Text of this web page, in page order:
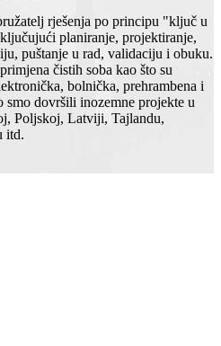
rješenja po principu "ključ u
planiranje, projektiranje,
puštanje u rad, validaciju i obuku.
čistih soba kao što su
bolnička, prehrambena i
smo dovršili inozemne projekte u
Poljskoj, Latviji, Tajlandu,
itd.